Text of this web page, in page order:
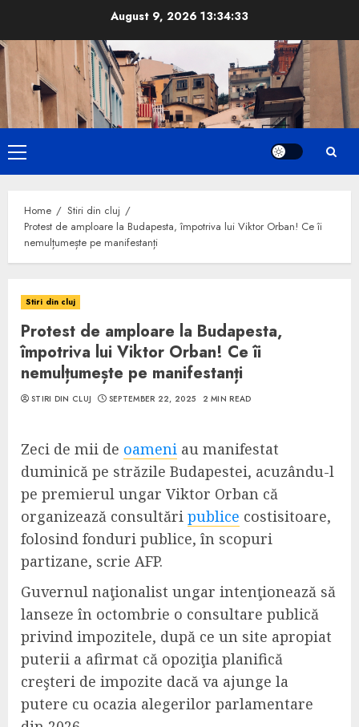
content
August 9, 2026 13:34:34
Primary
Menu
Home
Stiri din cluj
Protest de amploare la Budapesta, împotriva lui Viktor Orban! Ce îi
nemulțumește pe manifestanți
Stiri din cluj
Protest de amploare la Budapesta,
împotriva lui Viktor Orban! Ce îi
nemulțumește pe manifestanți
STIRI DIN CLUJ SEPTEMBER 22, 2025 2 MIN READ
Zeci de mii de oameni au manifestat
duminică pe străzile Budapestei, acuzându-l
pe premierul ungar Viktor Orban că
organizează consultări publice costisitoare,
folosind fonduri publice, în scopuri
partizane, scrie AFP.
Guvernul naţionalist ungar intenţionează să
lanseze în octombrie o consultare publică
privind impozitele, după ce un site apropiat
puterii a afirmat că opoziţia planifică
creşteri de impozite dacă va ajunge la
putere cu ocazia alegerilor parlamentare